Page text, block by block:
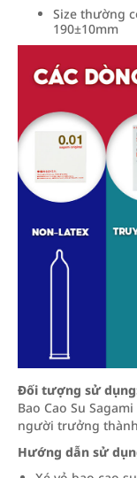
Size thường
190±10mm
Đối tượng sử
Bao Cao Su
người trưởng
Hướng dẫn sử